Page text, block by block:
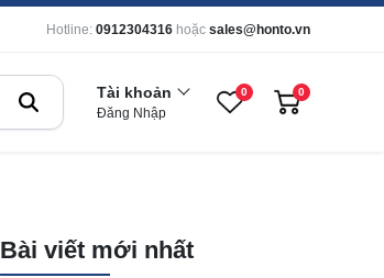
Hotline: 0912304316 hoặc sales@honto.vn
Tài khoản
Đăng Nhập
0 0
Bài viết mới nhất